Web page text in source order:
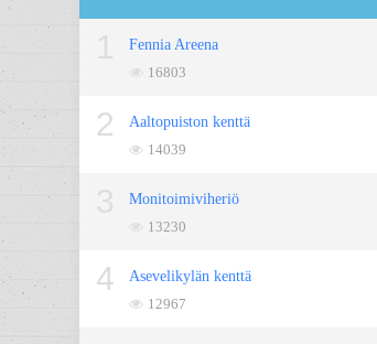
Fennia Areena
16803
2
Aaltopuiston kenttä
14039
Monitoimiviheriö
13230
4
Asevelikylän kenttä
12967